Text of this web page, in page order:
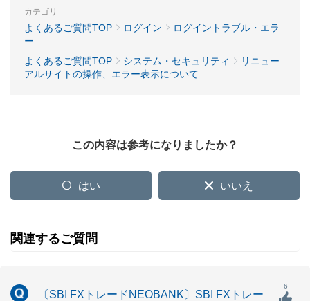
カテゴリ
よくあるご質問TOP ログイン
ログイントラブル・エラ
ー
よくあるご質問TOP
システム・セキュリティ
リニュー
アルサイトの操作、エラー表示について
この内容は参考になりましたか？
はい いいえ
関連するご質問
〔SBI FXトレードNEOBANK〕SBI FXトレー
6